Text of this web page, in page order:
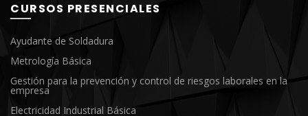
CURSOS PRESENCIALES
Ayudante de Soldadura
Metrología Básica
Gestión para la prevención y control de riesgos laborales en la
empresa
Electricidad Industrial Básica